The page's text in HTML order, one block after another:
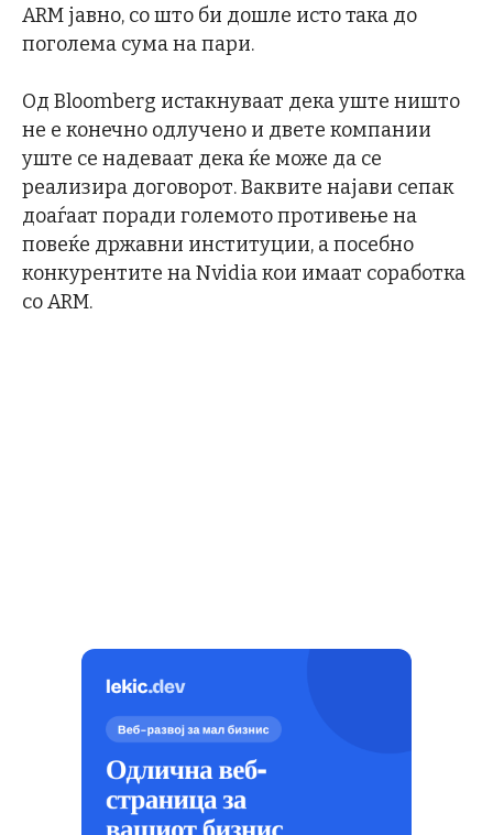
ARM јавно, со што би дошле исто така до
поголема сума на пари.
Од Bloomberg истакнуваат дека уште ништо
не е конечно одлучено и двете компании
уште се надеваат дека ќе може да се
реализира договорот. Ваквите најави сепак
доаѓаат поради големото противење на
повеќе државни институции, а посебно
конкурентите на Nvidia кои имаат соработка
со ARM.